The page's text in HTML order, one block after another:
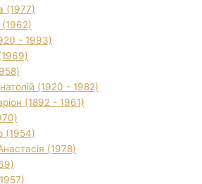
(1977)
(1962)
- 1993)
(1920 - 1982)
(1892 - 1961)
(1954)
(1978)